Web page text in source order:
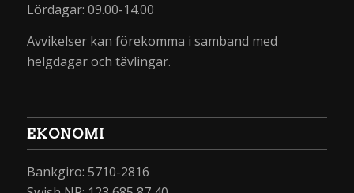
Lördagar: 09.00-14.00
Avvikelser kan förekomma i samband med
helgdagar och tävlingar.
EKONOMI
Bankgiro: 5710-2816